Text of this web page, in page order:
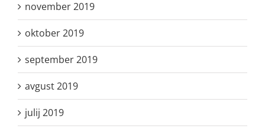
november 2019
oktober 2019
september 2019
avgust 2019
julij 2019